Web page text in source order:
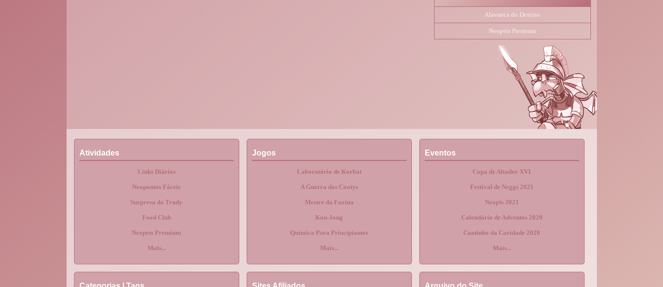
Alavanca do Destino
Neopets Premium
Atividades
Links Diários
Neopontos Fáceis
Surpresa da Trudy
Food Club
Neopets Premium
Mais...
Jogos
Laboratório de Korbat
A Guerra dos Cootys
Mestre da Faxina
Kou-Jong
Química Para Principiantes
Mais...
Eventos
Copa de Altador XVI
Festival de Neggs 2021
Neopis 2021
Calendário de Adventos 2020
Cantinho da Caridade 2020
Mais...